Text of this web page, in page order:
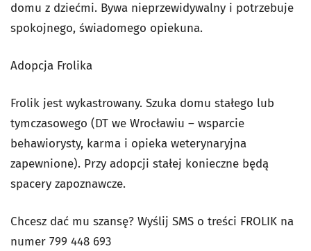
domu z dziećmi. Bywa nieprzewidywalny i potrzebuje
spokojnego, świadomego opiekuna.
Adopcja Frolika
Frolik jest wykastrowany. Szuka domu stałego lub
tymczasowego (DT we Wrocławiu – wsparcie
behawiorysty, karma i opieka weterynaryjna
zapewnione). Przy adopcji stałej konieczne będą
spacery zapoznawcze.
Chcesz dać mu szansę? Wyślij SMS o treści FROLIK na
numer 799 448 693